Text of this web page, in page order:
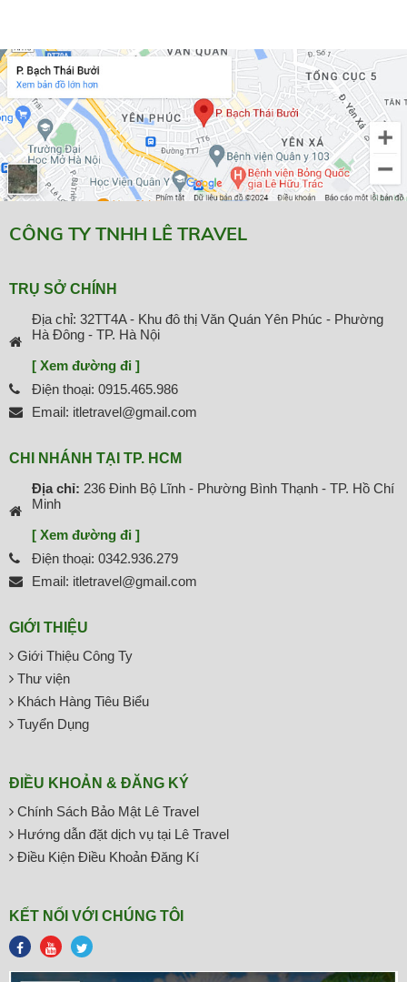
CÔNG TY TNHH LÊ TRAVEL
TRỤ SỞ CHÍNH
Địa chỉ: 32TT4A - Khu đô thị Văn Quán Yên Phúc - Phường
Hà Đông - TP. Hà Nội
[ Xem đường đi ]
Điện thoại: 0915.465.986
Email: itletravel@gmail.com
CHI NHÁNH TẠI TP. HCM
Địa chỉ: 236 Đinh Bộ Lĩnh - Phường Bình Thạnh - TP. Hồ Chí
Minh
[ Xem đường đi ]
Điện thoại: 0342.936.279
Email: itletravel@gmail.com
GIỚI THIỆU
Giới Thiệu Công Ty
Thư viện
Khách Hàng Tiêu Biểu
Tuyển Dụng
ĐIỀU KHOẢN & ĐĂNG KÝ
Chính Sách Bảo Mật Lê Travel
Hướng dẫn đặt dịch vụ tại Lê Travel
Điều Kiện Điều Khoản Đăng Kí
KẾT NỐI VỚI CHÚNG TÔI